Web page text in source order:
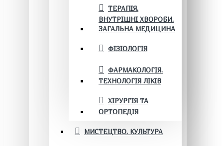
ТЕРАПІЯ.
ВНУТРІШНІ ХВОРОБИ.
ЗАГАЛЬНА МЕДИЦИНА
ФІЗІОЛОГІЯ
ФАРМАКОЛОГІЯ.
ТЕХНОЛОГІЯ ЛІКІВ
ХІРУРГІЯ ТА
ОРТОПЕДІЯ
МИСТЕЦТВО. КУЛЬТУРА